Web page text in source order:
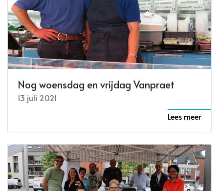
Nog woensdag en vrijdag Vanpraet
13 juli 2021
Lees meer